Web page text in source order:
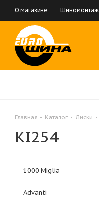
О магазине Шиномонтаж
Главная - Каталог - Диски -
KI254
1000 Miglia
Advanti